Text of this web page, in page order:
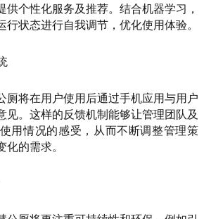
供个性化服务及推荐。结合机器学习，
状态进行自我调节，优化使用体验。
厕将在用户使用后通过手机应用与用户
见。这样的反馈机制能够让管理团队及
用情况的感受，从而不断调整管理策
的需求。